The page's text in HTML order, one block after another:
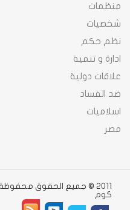
منظمات
شخصيات
نظم حكم
ادارة و تنمية
علاقات دولية
ضد الفساد
اسلاميات
مصر
2011 © جميع الحقوق
كوم